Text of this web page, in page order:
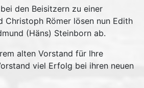
den Beisitzern zu einer
Christoph Römer lösen nun Edith
(Häns) Steinborn ab.
alten Vorstand für Ihre
viel Erfolg bei ihren neuen